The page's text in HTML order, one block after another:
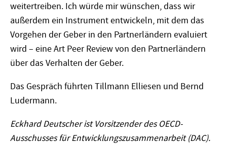
weitertreiben. Ich würde mir wünschen, dass wir
außerdem ein Instrument entwickeln, mit dem das
Vorgehen der Geber in den Partnerländern evaluiert
wird – eine Art Peer Review von den Partnerländern
über das Verhalten der Geber.
Das Gespräch führten Tillmann Elliesen und Bernd
Ludermann.
Eckhard Deutscher ist Vorsitzender des OECD-
Ausschusses für Entwicklungszusammenarbeit (DAC).